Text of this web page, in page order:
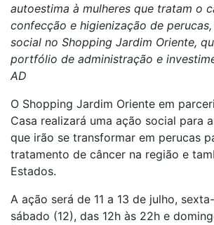
autoestima à mulheres que tratam o
confecção e higienização de
social no Shopping Jardim Oriente,
portfólio de administração e
AD
O Shopping Jardim Oriente em
Casa realizará uma ação social para
que irão se transformar em perucas
tratamento de câncer na região e
Estados.
A ação será de 11 a 13 de julho,
sábado (12), das 12h às 22h e